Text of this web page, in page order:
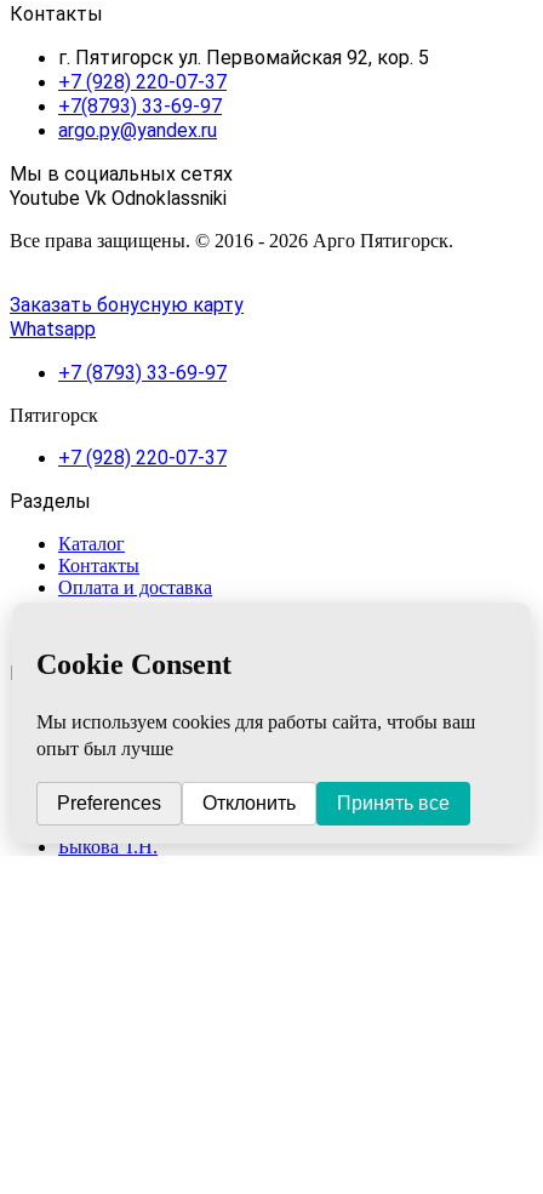
Контакты
г. Пятигорск ул. Первомайская 92, кор. 5
+7 (928) 220-07-37
+7(8793) 33-69-97
argo.py@yandex.ru
Мы в социальных сетях
Youtube Vk Odnoklassniki
Все права защищены. © 2016 - 2026 Арго Пятигорск.
Заказать бонусную карту
Whatsapp
+7 (8793) 33-69-97
Пятигорск
+7 (928) 220-07-37
Разделы
Каталог
Контакты
Оплата и доставка
Категории
AD MEDICINE LLC
Апифарм
NutriCare Int
АРГО ЭМ-1
Алтом-Консульт
ВекторПро
Быкова Т.Н.